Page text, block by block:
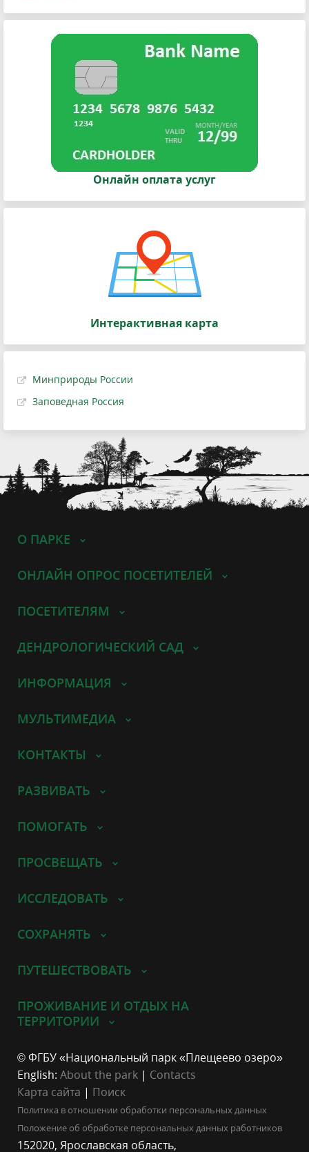
Онлайн оплата услуг
Интерактивная карта
Минприроды России
Заповедная Россия
О ПАРКЕ
ОНЛАЙН ОПРОС ПОСЕТИТЕЛЕЙ
ПОСЕТИТЕЛЯМ
ДЕНДРОЛОГИЧЕСКИЙ САД
ИНФОРМАЦИЯ
МУЛЬТИМЕДИА
КОНТАКТЫ
РАЗВИВАТЬ
ПОМОГАТЬ
ПРОСВЕЩАТЬ
ИССЛЕДОВАТЬ
СОХРАНЯТЬ
ПУТЕШЕСТВОВАТЬ
ПРОЖИВАНИЕ И ОТДЫХ НА
ТЕРРИТОРИИ
© ФГБУ «Национальный парк «Плещеево озеро»
English: About the park | Contacts
Карта сайта | Поиск
Политика в отношении обработки персональных данных
Положение об обработке персональных данных работников
152020, Ярославская область,